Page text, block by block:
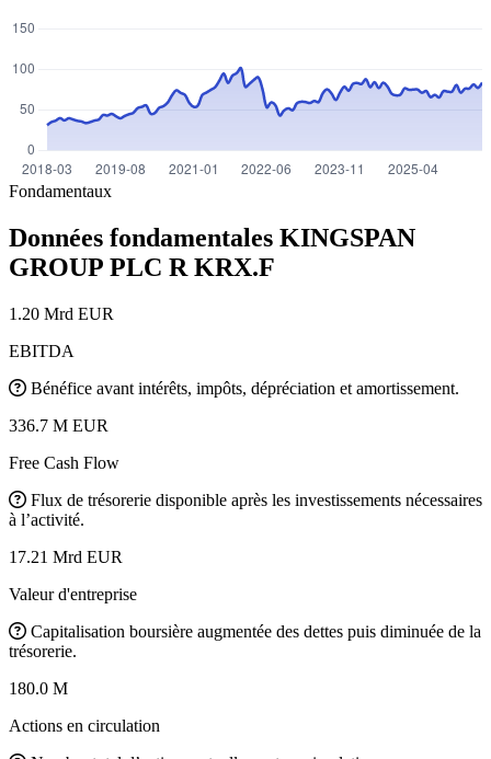
Fondamentaux
Données fondamentales KINGSPAN
GROUP PLC R KRX.F
1.20 Mrd EUR
EBITDA
Bénéfice avant intérêts, impôts, dépréciation et amortissement.
336.7 M EUR
Free Cash Flow
Flux de trésorerie disponible après les investissements nécessaires
à l’activité.
17.21 Mrd EUR
Valeur d'entreprise
Capitalisation boursière augmentée des dettes puis diminuée de la
trésorerie.
180.0 M
Actions en circulation